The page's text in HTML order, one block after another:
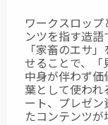
ワークスロッ
ンツを指す造
「家畜のエサ
せることで、「
中身が伴わず
葉として使われ
ート、プレゼ
たコンテンツが